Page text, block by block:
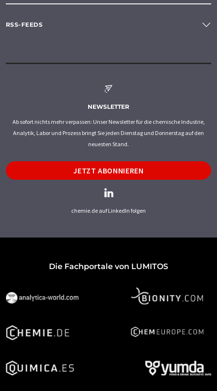
RSS-FEEDS
NEWSLETTER
Ab sofort nichts mehr verpassen: Unser Newsletter für die chemische Industrie,
Analytik, Labor und Prozess bringt Sie jeden Dienstag und Donnerstag auf den
neuesten Stand.
JETZT ABONNIEREN
chemie.de auf LinkedIn folgen
Die Fachportale von LUMITOS